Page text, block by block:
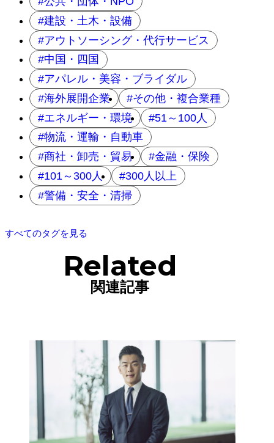
建設・土木・設備
アウトソーシング・代行サービス
中国・四国
アパレル・美容・ブライダル
海外展開企業
その他・複合業種
エネルギー・環境
51～100人
物流・運輸・自動車
商社・卸売・貿易
金融・保険
101～300人
300人以上
警備・安全・清掃
すべてのタグを見る
Related
関連記事